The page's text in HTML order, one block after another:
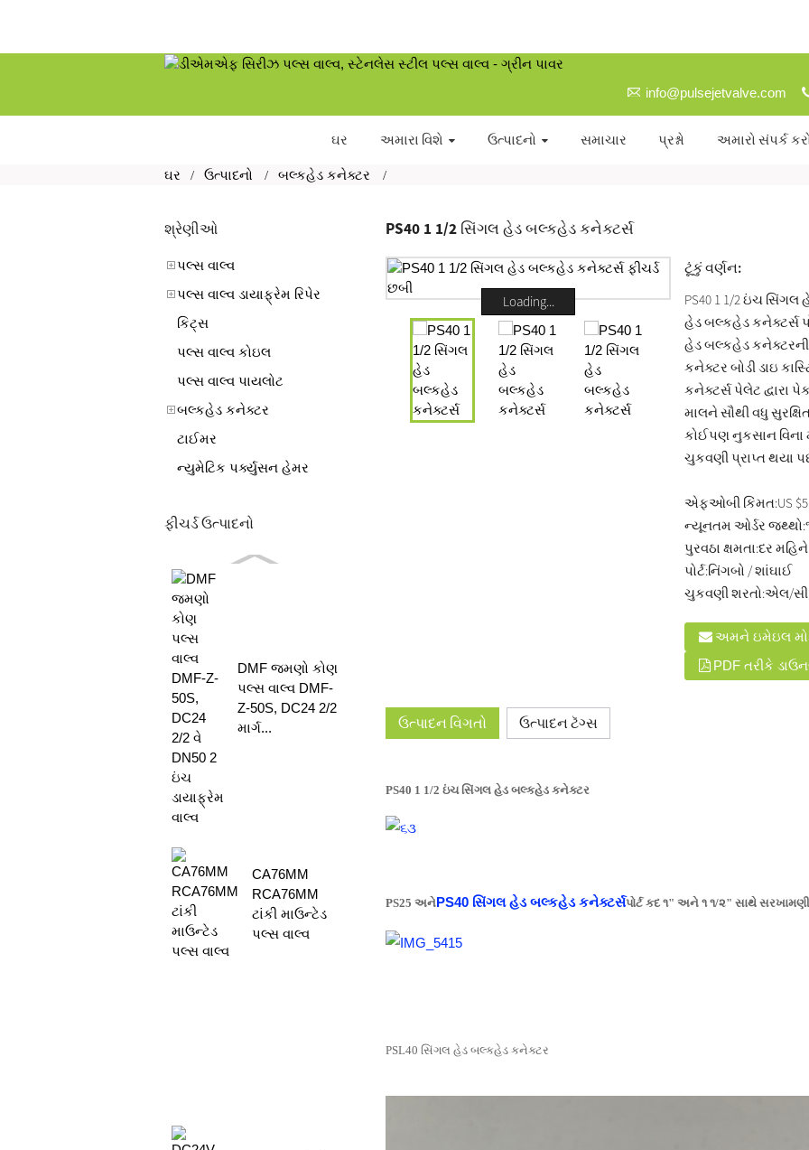
info@pulsejetvalve.com
ઘર અમારા વિશે ઉત્પાદનો સમાચાર પ્રશ્નો અમારો સંપર્ક
ઘર ઉત્પાદનો બલ્કહેડ કનેક્ટર
શ્રેણીઓ
પલ્સ વાલ્વ
પલ્સ વાલ્વ ડાયાફ્રેમ રિપેર
કિટ્સ
પલ્સ વાલ્વ કોઇલ
પલ્સ વાલ્વ પાયલોટ
બલ્કહેડ કનેક્ટર
ટાઈમર
ન્યુમેટિક પર્ક્યુસન હેમર
ફીચર્ડ ઉત્પાદનો
DMF જમણો કોણ
પલ્સ વાલ્વ DMF-
Z-50S, DC24 2/2
માર્ગ...
CA76MM
RCA76MM
ટાંકી માઉન્ટેડ
પલ્સ વાલ્વ
PS40 1 1/2 સિંગલ હેડ બલ્કહેડ કનેક્ટર્સ
Loading...
ટૂંકું વર્ણન:
PS40 1 1/2 ઇંચ
હેડ બલ્કહેડ કનેક્ટર્સ
હેડ બલ્કહેડ
કનેક્ટર બોડી ડાઇ
કનેક્ટર્સ પેલેટ દ્વારા
માલને સૌથી વધુ
કોઈપણ નુકસાન વિના
ચુકવણી પ્રાપ્ત થયા
એફઓબી કિંમત:US
ન્યૂનતમ ઓર્ડર જથ્થો:
પુરવઠા ક્ષમતા:દર
પોર્ટ:નિંગબો / શાંઘાઈ
ચુકવણી શરતો:એલ/સી,
અમને ઇમેઇલ
PDF તરીકે
ઉત્પાદન વિગતો ઉત્પાદન ટૅગ્સ
PS40 1 1/2 ઇંચ સિંગલ હેડ બલ્કહેડ કનેક્ટર
PS25 અનેPS40 સિંગલ હેડ બલ્કહેડ કનેક્ટર્સપોર્ટ કદ ૧" અને ૧ ૧/૨" સાથે સરખામણી
PSL40 સિંગલ હેડ બલ્કહેડ કનેક્ટર